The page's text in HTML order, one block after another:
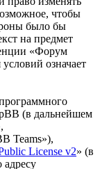
чтобы
было бы
на предмет
«Форум
означает
(в дальнейшем
Teams»),
License v2» (в